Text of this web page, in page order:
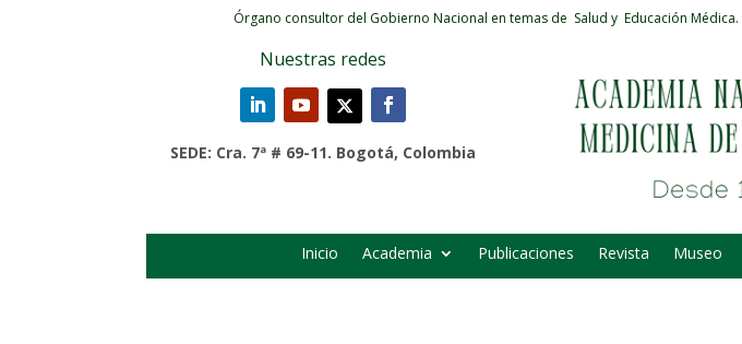
Órgano consultor del Gobierno Nacional en temas de Salud y Educación Médica.
Nuestras redes
SEDE: Cra. 7ª # 69-11. Bogotá, Colombia
Inicio Academia Publicaciones Revista Museo